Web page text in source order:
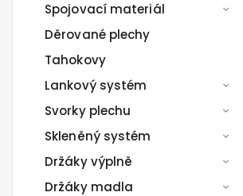
Spojovací materiál
Děrované plechy
Tahokovy
Lankový systém
Svorky plechu
Skleněný systém
Držáky výplně
Držáky madla